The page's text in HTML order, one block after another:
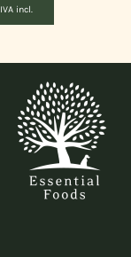
IVA incl.